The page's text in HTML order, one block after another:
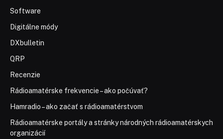
Software
Digitálne módy
DXbulletin
QRP
Recenzie
Rádioamatérske frekvencie – ako počúvať?
Hamradio – ako začať s rádioamatérstvom
Rádioamatérske portály a stránky národných rádioamatérskych
organizácií